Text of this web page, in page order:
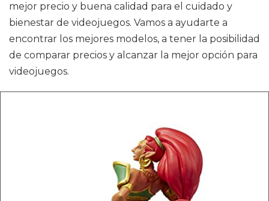
mejor precio y buena calidad para el cuidado y
bienestar de videojuegos. Vamos a ayudarte a
encontrar los mejores modelos, a tener la posibilidad
de comparar precios y alcanzar la mejor opción para
videojuegos.